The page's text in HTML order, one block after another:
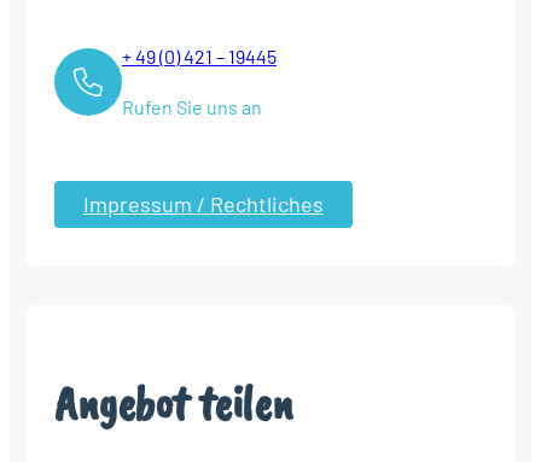
+ 49 (0) 421 – 19445
Rufen Sie uns an
Impressum / Rechtliches
Angebot teilen